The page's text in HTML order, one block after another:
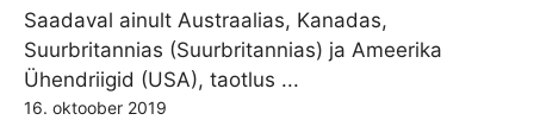
Saadaval ainult Austraalias, Kanadas,
Suurbritannias (Suurbritannias) ja Ameerika
Ühendriigid (USA), taotlus ...
16. oktoober 2019